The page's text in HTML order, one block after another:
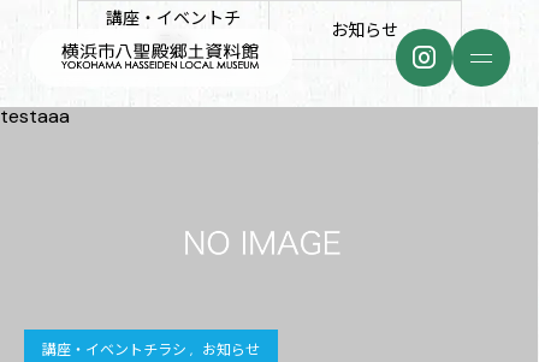
講座・イベントチ
ラシ
お知らせ
講座・イベントチラシ , お知らせ
testaaa